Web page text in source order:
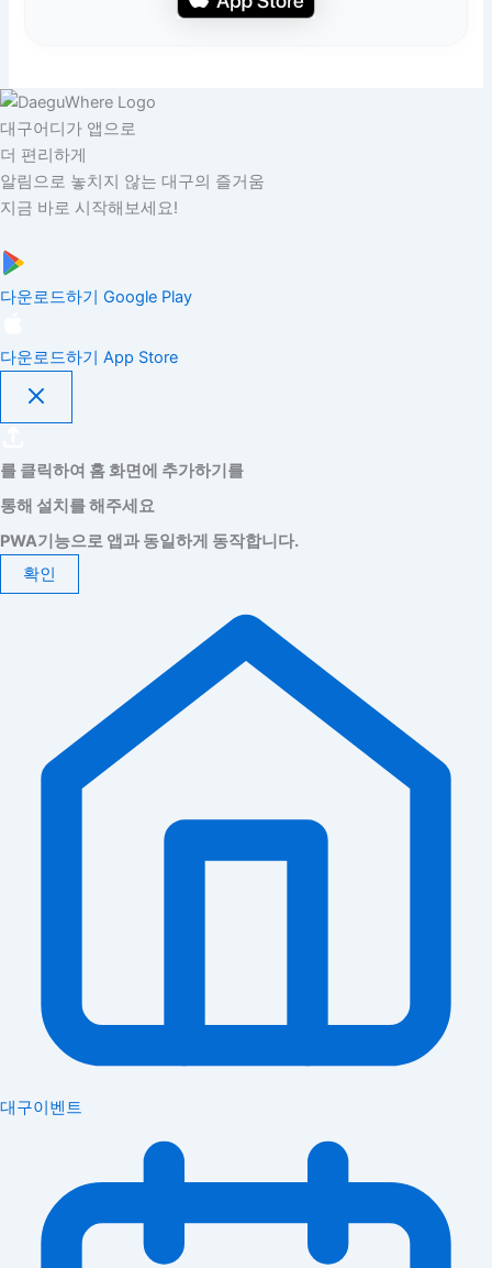
대구어디가 앱으로
더 편리하게
알림으로 놓치지 않는 대구의 즐거움
지금 바로 시작해보세요!
다운로드하기 Google Play
다운로드하기 App Store
를 클릭하여 홈 화면에 추가하기를
통해 설치를 해주세요
PWA기능으로 앱과 동일하게 동작합니다.
확인
대구이벤트